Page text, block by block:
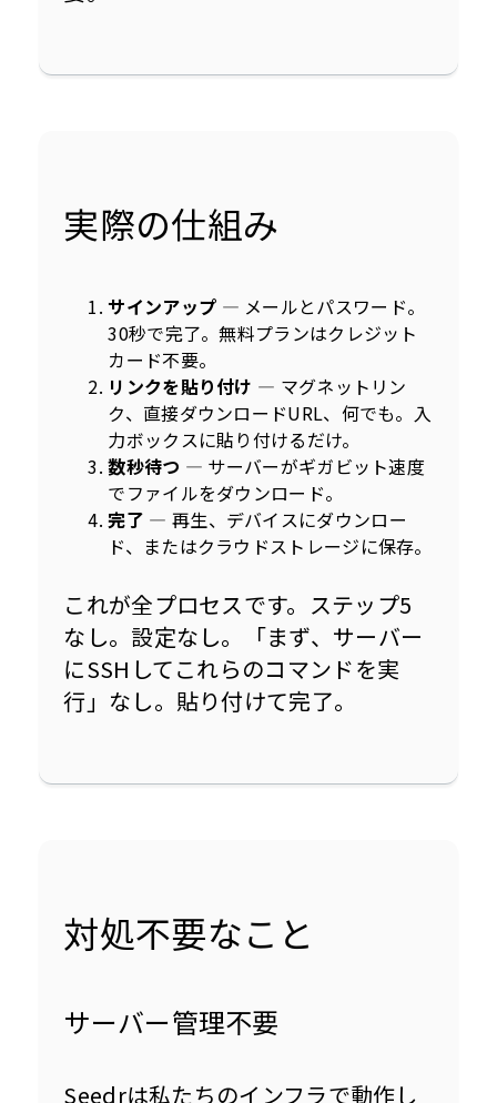
実際の仕組み
サインアップ — メールとパスワード。
30秒で完了。無料プランはクレジット
カード不要。
リンクを貼り付け — マグネットリン
ク、直接ダウンロードURL、何でも。入
力ボックスに貼り付けるだけ。
数秒待つ — サーバーがギガビット速度
でファイルをダウンロード。
完了 — 再生、デバイスにダウンロー
ド、またはクラウドストレージに保存。
これが全プロセスです。ステップ5
なし。設定なし。「まず、サーバー
にSSHしてこれらのコマンドを実
行」なし。貼り付けて完了。
対処不要なこと
サーバー管理不要
Seedrは私たちのインフラで動作し